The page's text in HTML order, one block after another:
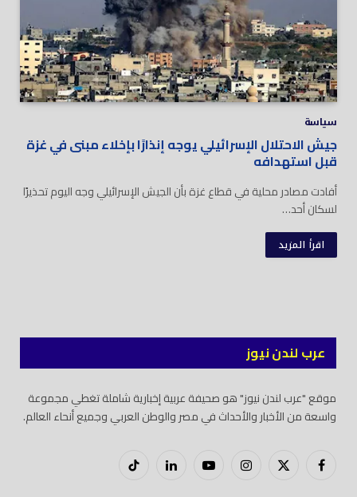
سياسة
جيش الاحتلال الإسرائيلي يوجه إنذارًا بإخلاء مبنى في غزة
قبل استهدافه
أفادت مصادر محلية في قطاع غزة بأن الجيش الإسرائيلي وجه اليوم تحذيرًا
لسكان أحد…
اقرأ المزيد
عرب لندن نيوز
موقع "عرب لندن نيوز" هو صحيفة عربية إخبارية شاملة تغطي مجموعة
واسعة من الأخبار والأحداث في مصر والوطن العربي وجميع أنحاء العالم.
فيسبوكX
إنستغراميوتيوب لينكدود
تيك